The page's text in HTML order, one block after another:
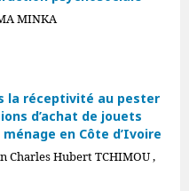
MINKA
la réceptivité au pester
d’achat de jouets
en Côte d’Ivoire
Charles Hubert TCHIMOU ,